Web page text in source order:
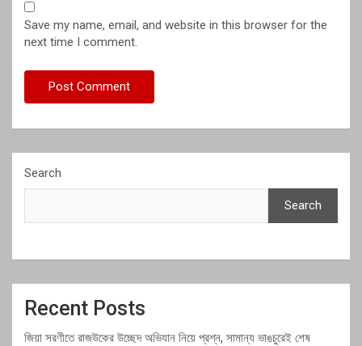
Save my name, email, and website in this browser for the
next time I comment.
Search
Search
Recent Posts
জিয়া সরণীতে রাজউকের উচ্ছেদ অভিযান নিয়ে প্রশ্ন, সামান্য ভাঙচুরেই শেষ